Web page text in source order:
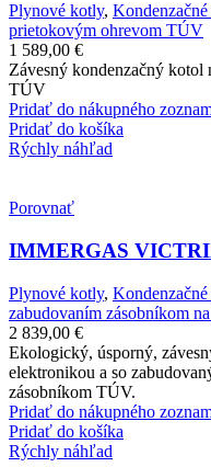
Plynové kotly,
prietokovým ohrevom TÚV
1 589,00 €
Závesný kondenzačný
TÚV
Pridať do nákupného
Pridať do košíka
Rýchly náhľad
Porovnať
IMMERGAS
Plynové kotly,
zabudovaním zásobníkom
2 839,00 €
Ekologický, úsporný,
elektronikou a so
zásobníkom TÚV.
Pridať do nákupného
Pridať do košíka
Rýchly náhľad